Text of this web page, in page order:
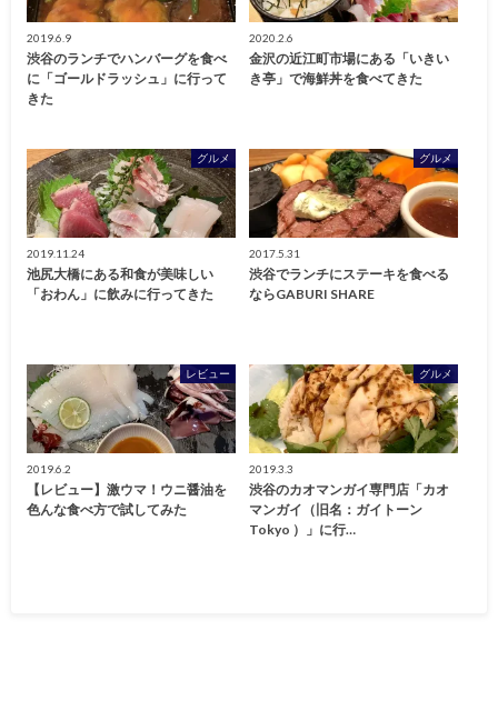
2019.6.9
渋谷のランチでハンバーグを食べ
に「ゴールドラッシュ」に行って
きた
2020.2.6
金沢の近江町市場にある「いきい
き亭」で海鮮丼を食べてきた
グルメ
2019.11.24
池尻大橋にある和食が美味しい
「おわん」に飲みに行ってきた
グルメ
2017.5.31
渋谷でランチにステーキを食べる
ならGABURI SHARE
レビュー
2019.6.2
【レビュー】激ウマ！ウニ醤油を
色んな食べ方で試してみた
グルメ
2019.3.3
渋谷のカオマンガイ専門店「カオ
マンガイ（旧名：ガイトーン
Tokyo ）」に行…